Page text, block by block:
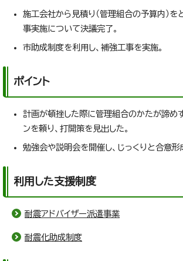
施工会社から見積り（管理組合の予算内）を
事実施について決議完了。
市助成制度を利用し、補強工事を実施。
ポイント
計画が頓挫した際に管理組合のかたが諦め
ンを頼り、打開策を見出した。
勉強会や説明会を開催し、じっくりと合意形
利用した支援制度
耐震アドバイザー派遣事業
耐震化助成制度